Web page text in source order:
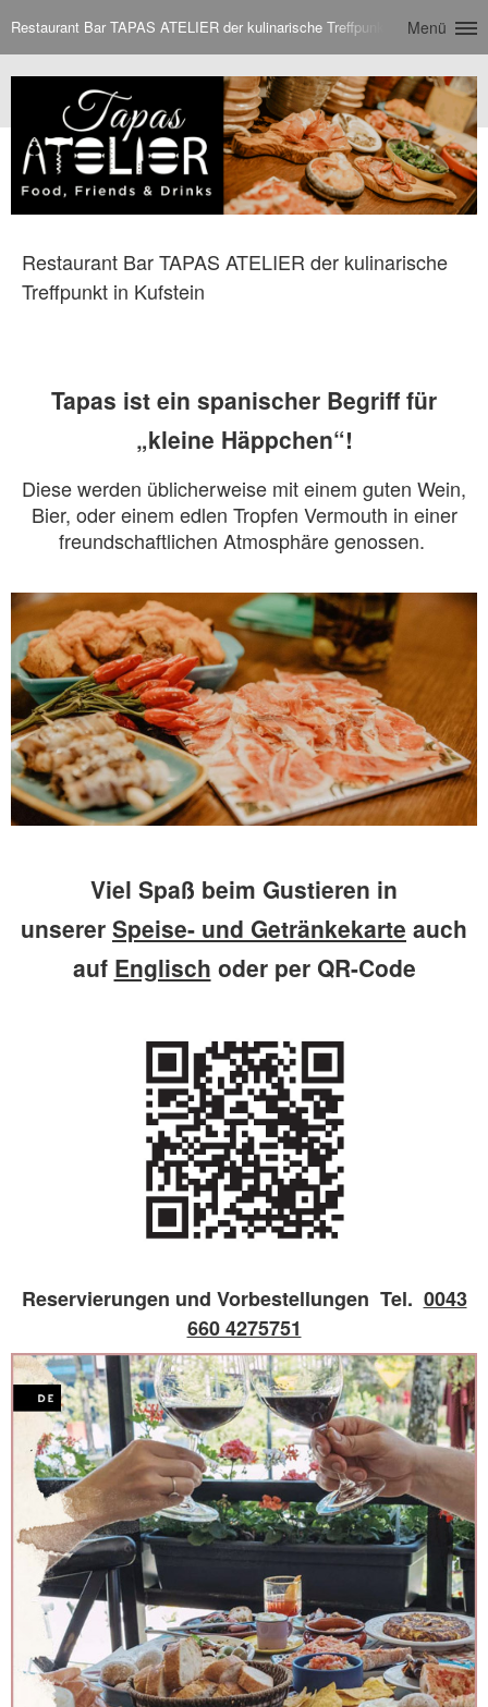
Restaurant Bar TAPAS ATELIER der kulinarische Treffpunkt in Kufstein
Menü
Restaurant Bar TAPAS ATELIER der kulinarische
Treffpunkt in Kufstein
Tapas ist ein spanischer Begriff für
„kleine Häppchen“!
Diese werden üblicherweise mit einem guten Wein,
Bier, oder einem edlen Tropfen Vermouth in einer
freundschaftlichen Atmosphäre genossen.
Viel Spaß beim Gustieren in
unserer Speise- und Getränkekarte auch
auf Englisch oder per QR-Code
Reservierungen und Vorbestellungen Tel. 0043
660 4275751